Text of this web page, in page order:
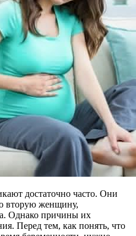
достаточно часто. Они
вторую женщину,
Однако причины их
Перед тем, как понять, что